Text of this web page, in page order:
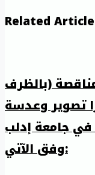
Related
(بالظرف
تصوير وعدسة
في جامعة إدلب
وفق الآتي: